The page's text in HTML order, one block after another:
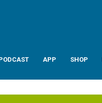
APP SHOP